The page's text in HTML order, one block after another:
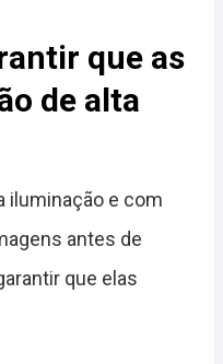
que as
de alta
iluminação e com
antes de
que elas